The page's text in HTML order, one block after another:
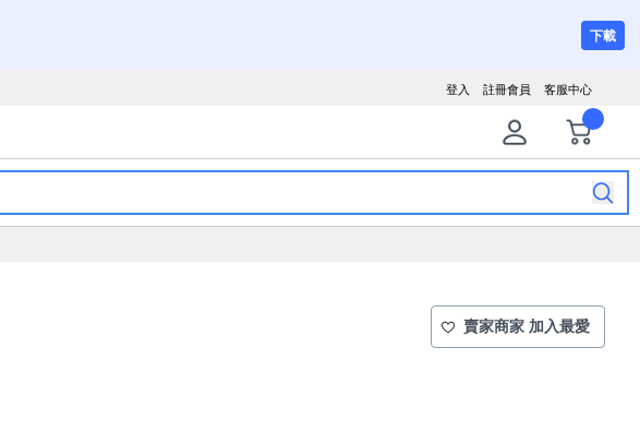
下載
客服中心
註冊會員
登入
賣家商家 加入最愛